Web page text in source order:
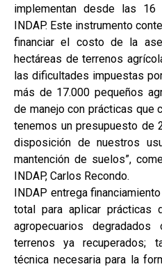
implementan desde las 16
INDAP. Este instrumento
financiar el costo de la
hectáreas de terrenos
las dificultades impuestas
más de 17.000 pequeños
de manejo con prácticas que
tenemos un presupuesto de
disposición de nuestros
mantención de suelos”,
INDAP, Carlos Recondo.
INDAP entrega
total para aplicar prácticas
agropecuarios
terrenos ya recuperados;
técnica necesaria para la